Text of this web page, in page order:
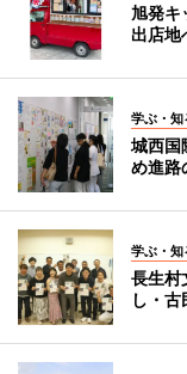
旭発
出店地
学ぶ・知
城西国
め進路
学ぶ・知
長生村
し・